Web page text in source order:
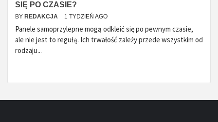
SIĘ PO CZASIE?
BY REDAKCJA 1 TYDZIEŃ AGO
Panele samoprzylepne mogą odkleić się po pewnym czasie,
ale nie jest to regułą. Ich trwałość zależy przede wszystkim od
rodzaju...